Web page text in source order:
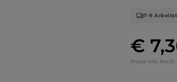
Regulärer
€
Preise inkl.
7-9